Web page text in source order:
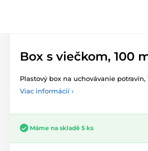
Box s viečkom, 100
Plastový box na uchovávanie potravín,
Viac informácií ›
Máme na skladě 5 ks